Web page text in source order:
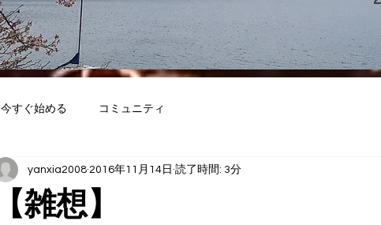
今すぐ始める コミュニティ
【雑想】
yanxia2008 2016年11月14日 読了時間: 3分